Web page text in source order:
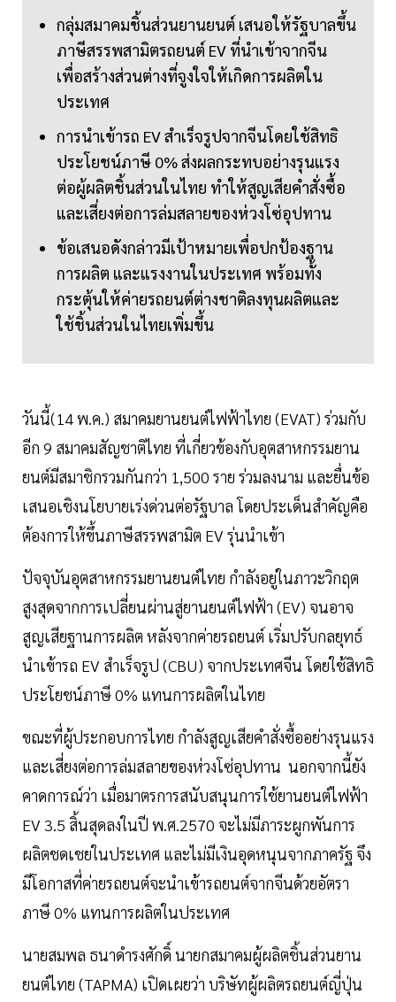
กลุ่มสมาคมชิ้นส่วนยานยนต์ เสนอให้รัฐบาลขึ้น
ภาษีสรรพสามิตรถยนต์ EV ที่นำเข้าจากจีน
เพื่อสร้างส่วนต่างที่จูงใจให้เกิดการผลิตใน
ประเทศ
การนำเข้ารถ EV สำเร็จรูปจากจีนโดยใช้สิทธิ
ประโยชน์ภาษี 0% ส่งผลกระทบอย่างรุนแรง
ต่อผู้ผลิตชิ้นส่วนในไทย ทำให้สูญเสียคำสั่งซื้อ
และเสี่ยงต่อการล่มสลายของห่วงโซ่อุปทาน
ข้อเสนอดังกล่าวมีเป้าหมายเพื่อปกป้องฐาน
การผลิต และแรงงานในประเทศ พร้อมทั้ง
กระตุ้นให้ค่ายรถยนต์ต่างชาติลงทุนผลิตและ
ใช้ชิ้นส่วนในไทยเพิ่มขึ้น
วันนี้(14 พ.ค.) สมาคมยานยนต์ไฟฟ้าไทย (EVAT) ร่วมกับ
อีก 9 สมาคมสัญชาติไทย ที่เกี่ยวข้องกับอุตสาหกรรมยาน
ยนต์มีสมาชิกรวมกันกว่า 1,500 ราย ร่วมลงนาม และยื่นข้อ
เสนอเชิงนโยบายเร่งด่วนต่อรัฐบาล โดยประเด็นสำคัญคือ
ต้องการให้ขึ้นภาษีสรรพสามิต EV รุ่นนำเข้า
ปัจจุบันอุตสาหกรรมยานยนต์ไทย กำลังอยู่ในภาวะวิกฤต
สูงสุดจากการเปลี่ยนผ่านสู่ยานยนต์ไฟฟ้า (EV) จนอาจ
สูญเสียฐานการผลิต หลังจากค่ายรถยนต์ เริ่มปรับกลยุทธ์
นำเข้ารถ EV สำเร็จรูป (CBU) จากประเทศจีน โดยใช้สิทธิ
ประโยชน์ภาษี 0% แทนการผลิตในไทย
ขณะที่ผู้ประกอบการไทย กำลังสูญเสียคำสั่งซื้ออย่างรุนแรง
และเสี่ยงต่อการล่มสลายของห่วงโซ่อุปทาน นอกจากนี้ยัง
คาดการณ์ว่า เมื่อมาตรการสนับสนุนการใช้ยานยนต์ไฟฟ้า
EV 3.5 สิ้นสุดลงในปี พ.ศ.2570 จะไม่มีภาระผูกพันการ
ผลิตชดเชยในประเทศ และไม่มีเงินอุดหนุนจากภาครัฐ จึง
มีโอกาสที่ค่ายรถยนต์จะนำเข้ารถยนต์จากจีนด้วยอัตรา
ภาษี 0% แทนการผลิตในประเทศ
นายสมพล ธนาดำรงศักดิ์ นายกสมาคมผู้ผลิตชิ้นส่วนยาน
ยนต์ไทย (TAPMA) เปิดเผยว่า บริษัทผู้ผลิตรถยนต์ญี่ปุ่น